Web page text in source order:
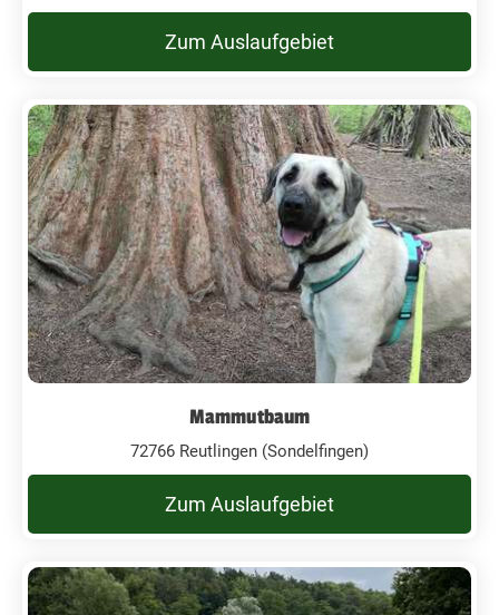
Zum Auslaufgebiet
Mammutbaum
72766 Reutlingen (Sondelfingen)
Zum Auslaufgebiet